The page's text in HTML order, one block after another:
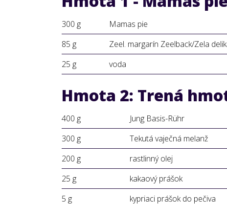
300 g
Mamas pie
85 g
Zeel. margarín Zeelback/Zela
25 g
voda
Hmota 2: Trená
400 g
Jung Basis-Rühr
300 g
Tekutá vaječná melanž
200 g
rastlinný olej
25 g
kakaový prášok
5 g
kypriaci prášok do pečiva